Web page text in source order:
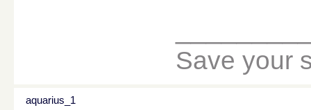
Save your
aquarius_1